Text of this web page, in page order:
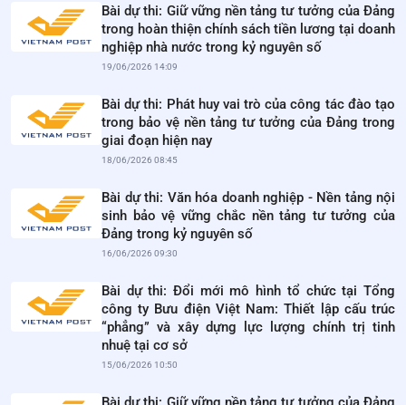
Bài dự thi: Giữ vững nền tảng tư tưởng của Đảng
trong hoàn thiện chính sách tiền lương tại doanh
nghiệp nhà nước trong kỷ nguyên số
19/06/2026 14:09
Bài dự thi: Phát huy vai trò của công tác đào tạo
trong bảo vệ nền tảng tư tưởng của Đảng trong
giai đoạn hiện nay
18/06/2026 08:45
Bài dự thi: Văn hóa doanh nghiệp - Nền tảng nội
sinh bảo vệ vững chắc nền tảng tư tưởng của
Đảng trong kỷ nguyên số
16/06/2026 09:30
Bài dự thi: Đổi mới mô hình tổ chức tại Tổng
công ty Bưu điện Việt Nam: Thiết lập cấu trúc
“phẳng” và xây dựng lực lượng chính trị tinh
nhuệ tại cơ sở
15/06/2026 10:50